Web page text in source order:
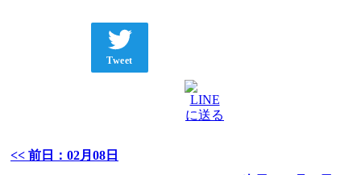
Tweet
<< 前日：02月08日